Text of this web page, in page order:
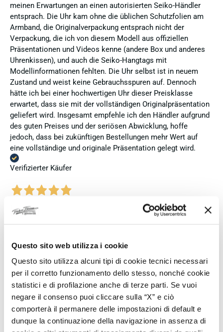
Questo sito web utilizza i cookie
Questo sito utilizza alcuni tipi di cookie tecnici necessari
per il corretto funzionamento dello stesso, nonché cookie
statistici e di profilazione anche di terze parti. Se vuoi
negare il consenso puoi cliccare sulla “X” e ciò
comporterà il permanere delle impostazioni di default e
dunque la continuazione della navigazione in assenza di
meinen Erwartungen an einen autorisierten Seiko-Händler
entsprach. Die Uhr kam ohne die üblichen Schutzfolien am
Armband, die Originalverpackung entsprach nicht der
Verpackung, die ich von diesem Modell aus offiziellen
Präsentationen und Videos kenne (andere Box und anderes
Uhrenkissen), und auch die Seiko-Hangtags mit
Modellinformationen fehlten. Die Uhr selbst ist in neuem
Zustand und weist keine Gebrauchsspuren auf. Dennoch
hätte ich bei einer hochwertigen Uhr dieser Preisklasse
erwartet, dass sie mit der vollständigen Originalpräsentation
geliefert wird. Insgesamt empfehle ich den Händler aufgrund
des guten Preises und der seriösen Abwicklung, hoffe
jedoch, dass bei zukünftigen Bestellungen mehr Wert auf
eine vollständige und originale Präsentation gelegt wird.
Verifizierter Käufer
Perfetto
Vor 4 Tagen
Venditore eccellente
Verifizierter Käufer